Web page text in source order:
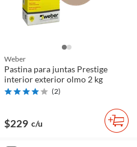
Weber
Pastina para juntas Prestige
interior exterior olmo 2 kg
(2)
$229 c/u